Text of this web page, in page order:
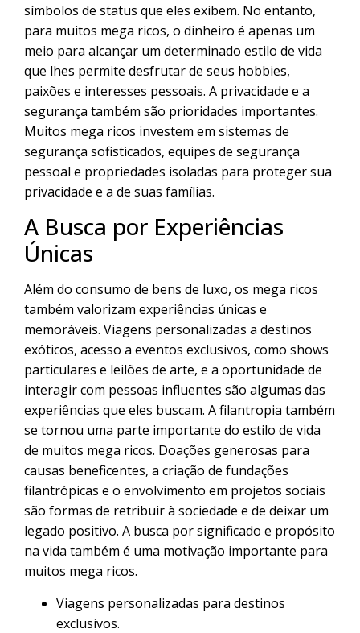
símbolos de status que eles exibem. No entanto,
para muitos mega ricos, o dinheiro é apenas um
meio para alcançar um determinado estilo de vida
que lhes permite desfrutar de seus hobbies,
paixões e interesses pessoais. A privacidade e a
segurança também são prioridades importantes.
Muitos mega ricos investem em sistemas de
segurança sofisticados, equipes de segurança
pessoal e propriedades isoladas para proteger sua
privacidade e a de suas famílias.
A Busca por Experiências
Únicas
Além do consumo de bens de luxo, os mega ricos
também valorizam experiências únicas e
memoráveis. Viagens personalizadas a destinos
exóticos, acesso a eventos exclusivos, como shows
particulares e leilões de arte, e a oportunidade de
interagir com pessoas influentes são algumas das
experiências que eles buscam. A filantropia também
se tornou uma parte importante do estilo de vida
de muitos mega ricos. Doações generosas para
causas beneficentes, a criação de fundações
filantrópicas e o envolvimento em projetos sociais
são formas de retribuir à sociedade e de deixar um
legado positivo. A busca por significado e propósito
na vida também é uma motivação importante para
muitos mega ricos.
Viagens personalizadas para destinos
exclusivos.